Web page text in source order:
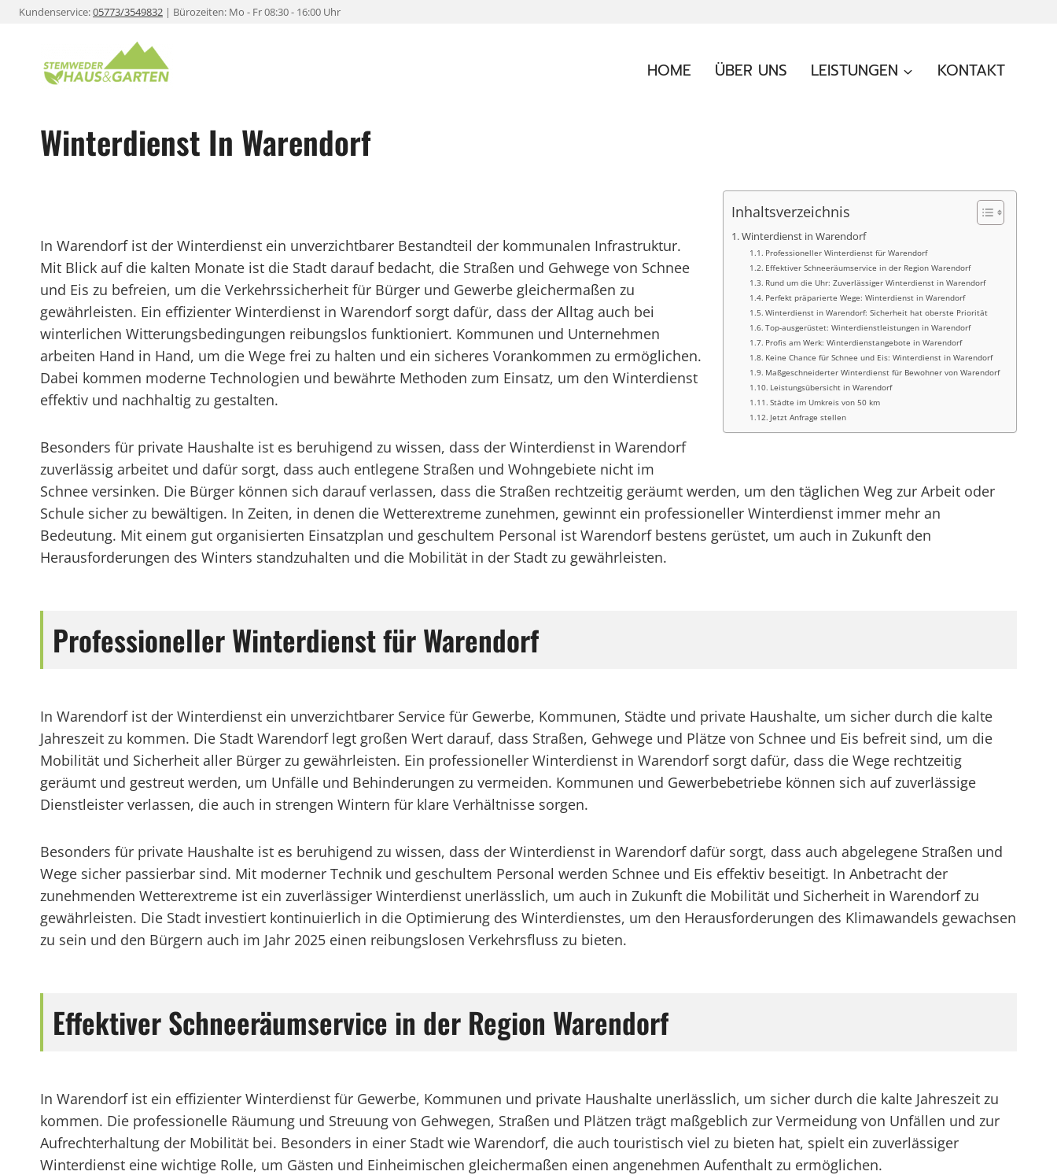
ZumKundenservice:05773/3549832 | Bürozeiten: Mo - Fr 08:30 - 16:00 Uhr
HOME ÜBER UNS LEISTUNGEN KONTAKT
Winterdienst In Warendorf
Inhaltsverzeichnis
Winterdienst in Warendorf
Professioneller Winterdienst für Warendorf
Effektiver Schneeräumservice in der Region Warendorf
Rund um die Uhr: Zuverlässiger Winterdienst in Warendorf
Perfekt präparierte Wege: Winterdienst in Warendorf
Winterdienst in Warendorf: Sicherheit hat oberste Priorität
Top-ausgerüstet: Winterdienstleistungen in Warendorf
Profis am Werk: Winterdienstangebote in Warendorf
Keine Chance für Schnee und Eis: Winterdienst in Warendorf
Maßgeschneiderter Winterdienst für Bewohner von Warendorf
Leistungsübersicht in Warendorf
Städte im Umkreis von 50 km
Jetzt Anfrage stellen
In Warendorf ist der Winterdienst ein unverzichtbarer Bestandteil der kommunalen Infrastruktur.
Mit Blick auf die kalten Monate ist die Stadt darauf bedacht, die Straßen und Gehwege von Schnee
und Eis zu befreien, um die Verkehrssicherheit für Bürger und Gewerbe gleichermaßen zu
gewährleisten. Ein effizienter Winterdienst in Warendorf sorgt dafür, dass der Alltag auch bei
winterlichen Witterungsbedingungen reibungslos funktioniert. Kommunen und Unternehmen
arbeiten Hand in Hand, um die Wege frei zu halten und ein sicheres Vorankommen zu ermöglichen.
Dabei kommen moderne Technologien und bewährte Methoden zum Einsatz, um den Winterdienst
effektiv und nachhaltig zu gestalten.
Besonders für private Haushalte ist es beruhigend zu wissen, dass der Winterdienst in Warendorf
zuverlässig arbeitet und dafür sorgt, dass auch entlegene Straßen und Wohngebiete nicht im
Schnee versinken. Die Bürger können sich darauf verlassen, dass die Straßen rechtzeitig geräumt werden, um den täglichen Weg zur Arbeit oder
Schule sicher zu bewältigen. In Zeiten, in denen die Wetterextreme zunehmen, gewinnt ein professioneller Winterdienst immer mehr an
Bedeutung. Mit einem gut organisierten Einsatzplan und geschultem Personal ist Warendorf bestens gerüstet, um auch in Zukunft den
Herausforderungen des Winters standzuhalten und die Mobilität in der Stadt zu gewährleisten.
Professioneller Winterdienst für Warendorf
In Warendorf ist der Winterdienst ein unverzichtbarer Service für Gewerbe, Kommunen, Städte und private Haushalte, um sicher durch die kalte
Jahreszeit zu kommen. Die Stadt Warendorf legt großen Wert darauf, dass Straßen, Gehwege und Plätze von Schnee und Eis befreit sind, um die
Mobilität und Sicherheit aller Bürger zu gewährleisten. Ein professioneller Winterdienst in Warendorf sorgt dafür, dass die Wege rechtzeitig
geräumt und gestreut werden, um Unfälle und Behinderungen zu vermeiden. Kommunen und Gewerbebetriebe können sich auf zuverlässige
Dienstleister verlassen, die auch in strengen Wintern für klare Verhältnisse sorgen.
Besonders für private Haushalte ist es beruhigend zu wissen, dass der Winterdienst in Warendorf dafür sorgt, dass auch abgelegene Straßen und
Wege sicher passierbar sind. Mit moderner Technik und geschultem Personal werden Schnee und Eis effektiv beseitigt. In Anbetracht der
zunehmenden Wetterextreme ist ein zuverlässiger Winterdienst unerlässlich, um auch in Zukunft die Mobilität und Sicherheit in Warendorf zu
gewährleisten. Die Stadt investiert kontinuierlich in die Optimierung des Winterdienstes, um den Herausforderungen des Klimawandels gewachsen
zu sein und den Bürgern auch im Jahr 2025 einen reibungslosen Verkehrsfluss zu bieten.
Effektiver Schneeräumservice in der Region Warendorf
In Warendorf ist ein effizienter Winterdienst für Gewerbe, Kommunen und private Haushalte unerlässlich, um sicher durch die kalte Jahreszeit zu
kommen. Die professionelle Räumung und Streuung von Gehwegen, Straßen und Plätzen trägt maßgeblich zur Vermeidung von Unfällen und zur
Aufrechterhaltung der Mobilität bei. Besonders in einer Stadt wie Warendorf, die auch touristisch viel zu bieten hat, spielt ein zuverlässiger
Winterdienst eine wichtige Rolle, um Gästen und Einheimischen gleichermaßen einen angenehmen Aufenthalt zu ermöglichen.